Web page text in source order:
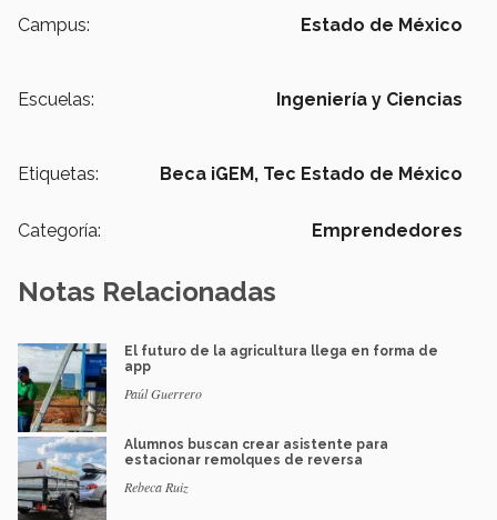
Campus: Estado de México
Escuelas: Ingeniería y Ciencias
Etiquetas: Beca iGEM, Tec Estado de México
Categoría: Emprendedores
Notas Relacionadas
El futuro de la agricultura llega en forma de
app
Paúl Guerrero
Alumnos buscan crear asistente para
estacionar remolques de reversa
Rebeca Ruiz